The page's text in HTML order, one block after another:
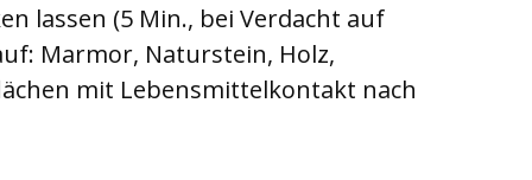
lassen (5 Min., bei Verdacht auf
Marmor, Naturstein, Holz,
mit Lebensmittelkontakt nach